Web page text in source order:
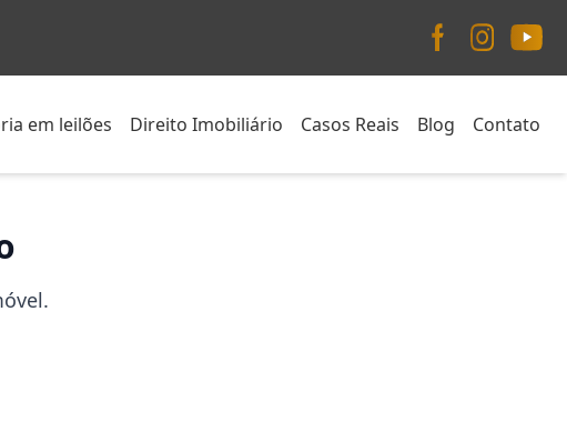
em leilões Direito Imobiliário Casos Reais Blog Contato